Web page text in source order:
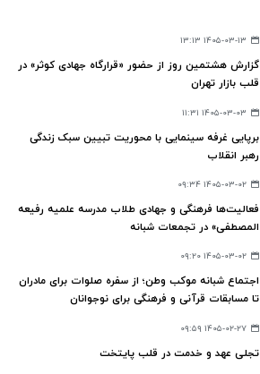
۱۴۰۵-۰۳-۱۳ ۱۳:۱۳
گزارش هشتمین روز از حضور «قرارگاه جهادی کوثر» در
قلب بازار تهران
۱۴۰۵-۰۳-۰۳ ۱۱:۳۱
برپایی غرفه سینمایی با محوریت تبیین سبک زندگی
رهبر انقلاب
۱۴۰۵-۰۳-۰۲ ۰۹:۳۴
فعالیت‌ها فرهنگی و جهادی طلاب مدرسه علمیه رفیعه
المصطفی» در تجمعات شبانه
۱۴۰۵-۰۳-۰۲ ۰۹:۲۰
اجتماع شبانه موکب وطن؛ از سفره صلوات برای مادران
تا مسابقات قرآنی و فرهنگی برای نوجوانان
۱۴۰۵-۰۲-۲۷ ۰۹:۵۹
تجلی عهد و خدمت در قلب پایتخت